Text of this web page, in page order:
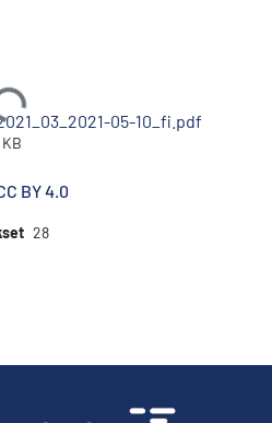
05-10_fi.pdf
BY 4.0
28